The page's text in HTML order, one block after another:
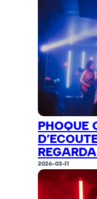
PHOQUE
2026-03-11